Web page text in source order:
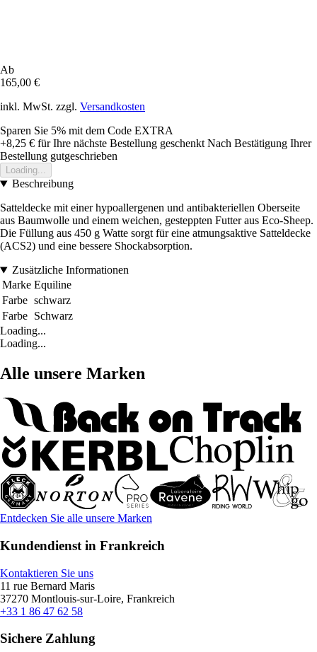
Ab
165,00 €
inkl. MwSt. zzgl. Versandkosten
Sparen Sie 5% mit dem Code EXTRA
+8,25 € für Ihre nächste Bestellung geschenkt Nach Bestätigung Ihrer
Bestellung gutgeschrieben
Loading...
Beschreibung
Satteldecke mit einer hypoallergenen und antibakteriellen Oberseite
aus Baumwolle und einem weichen, gesteppten Futter aus Eco-Sheep.
Die Füllung aus 450 g Watte sorgt für eine atmungsaktive Satteldecke
(ACS2) und eine bessere Shockabsorption.
Zusätzliche Informationen
Marke Equiline
Farbe schwarz
Farbe Schwarz
Loading...
Loading...
Alle unsere Marken
Entdecken Sie alle unsere Marken
Kundendienst in Frankreich
Kontaktieren Sie uns
11 rue Bernard Maris
37270 Montlouis-sur-Loire, Frankreich
+33 1 86 47 62 58
Sichere Zahlung